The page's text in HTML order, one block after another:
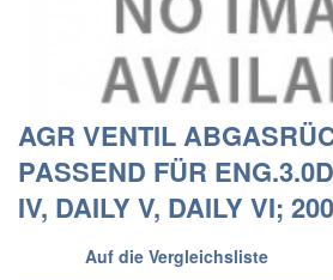
AGR VENTIL
PASSEND FÜR
IV, DAILY V, DAILY VI;
Auf die Vergleichsliste